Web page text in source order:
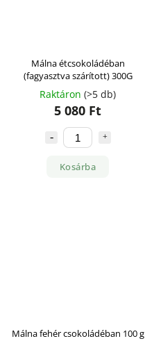
Málna étcsokoládéban
(fagyasztva szárított) 300G
Raktáron (>5 db)
5 080 Ft
Kosárba
Málna fehér csokoládéban 100 g